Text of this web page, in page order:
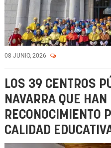
08 JUNIO, 2026
LOS 39 CENTROS
NAVARRA QUE HAN
RECONOCIMIENTO
CALIDAD